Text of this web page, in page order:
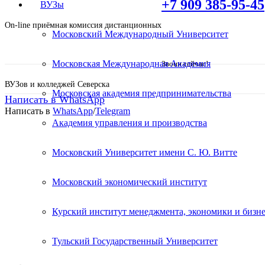
On-line приёмная комиссия дистанционных
ВУЗов и колледжей Северска
+7 909 385-95-45
Звони сейчас!
ВУЗы
Московский Международный Университет
Московская Международная Академия
Московская академия предпринимательства
Академия управления и производства
Московский Университет имени С. Ю. Витте
Московский экономический институт
Курский институт менеджмента, экономики и
Тульский Государственный Университет
Написать в WhatsApp
Написать в WhatsApp/Telegram
Высшее образование –
Дистанционное обучение!
Поступите в престижный Московский ВУЗ не
Специальные условия обучения для жителей